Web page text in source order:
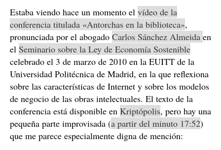
Estaba viendo hace un momento el vídeo de la
conferencia titulada «Antorchas en la biblioteca»,
pronunciada por el abogado Carlos Sánchez Almeida en
el Seminario sobre la Ley de Economía Sostenible
celebrado el 3 de marzo de 2010 en la EUITT de la
Universidad Politécnica de Madrid, en la que reflexiona
sobre las características de Internet y sobre los modelos
de negocio de las obras intelectuales. El texto de la
conferencia está disponible en Kriptópolis, pero hay una
pequeña parte improvisada (a partir del minuto 17:52)
que me parece especialmente digna de mención: